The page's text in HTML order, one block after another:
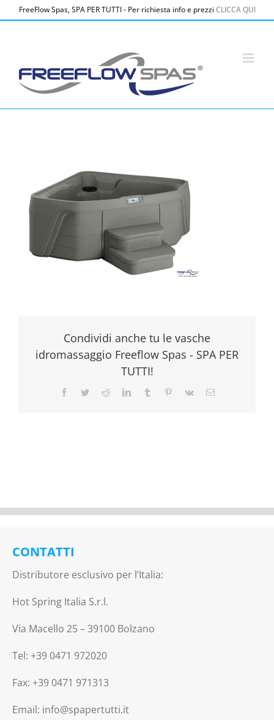
Salta
al
FreeFlow Spas, SPA PER TUTTI - Per richiesta info e prezzi CLICCA QUI
Condividi anche tu le vasche
idromassaggio Freeflow Spas - SPA PER
TUTTI!
FacebookTwitterRedditLinkedInTumblrPinterestVk Email
CONTATTI
Distributore esclusivo per l’Italia:
Hot Spring Italia S.r.l.
Via Macello 25 – 39100 Bolzano
Tel: +39 0471 972020
Fax: +39 0471 971313
Email: info@spapertutti.it